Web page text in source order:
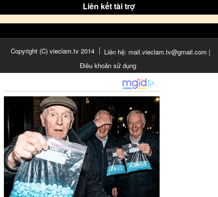
Liên kết tài trợ
Copyright (C) vieclam.tv 2014
Liên hệ: mail.vieclam.tv@gmail.com |
Điều khoản sử dụng